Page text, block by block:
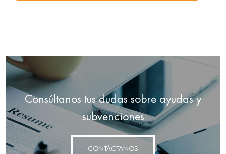
Consúltanos tus dudas sobre ayudas y
subvenciones
CONTÁCTANOS